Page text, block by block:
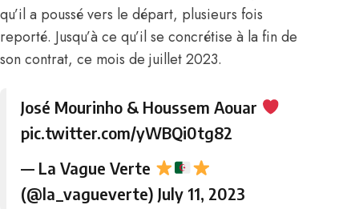
qu’il a poussé vers le départ, plusieurs fois
reporté. Jusqu’à ce qu’il se concrétise à la fin de
son contrat, ce mois de juillet 2023.
José Mourinho & Houssem Aouar
pic.twitter.com/yWBQi0tg82
— La Vague Verte
(@la_vagueverte) July 11, 2023